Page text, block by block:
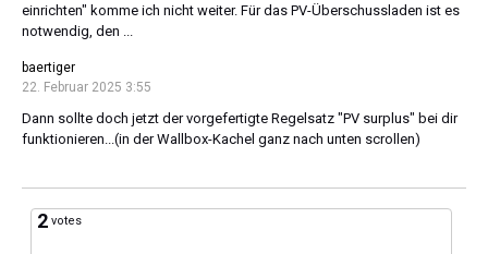
einrichten" komme ich nicht weiter. Für das PV-Überschussladen ist es
notwendig, den ...
baertiger
22. Februar 2025 3:55
Dann sollte doch jetzt der vorgefertigte Regelsatz "PV surplus" bei dir
funktionieren...(in der Wallbox-Kachel ganz nach unten scrollen)
2 votes